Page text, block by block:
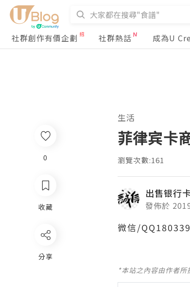
社群創作有價企劃
社群熱話 成為U
生活
菲律宾卡
瀏覽次數:161
出售银行
發佈於
微信/
*本站之內容由作者
0
收藏
分享